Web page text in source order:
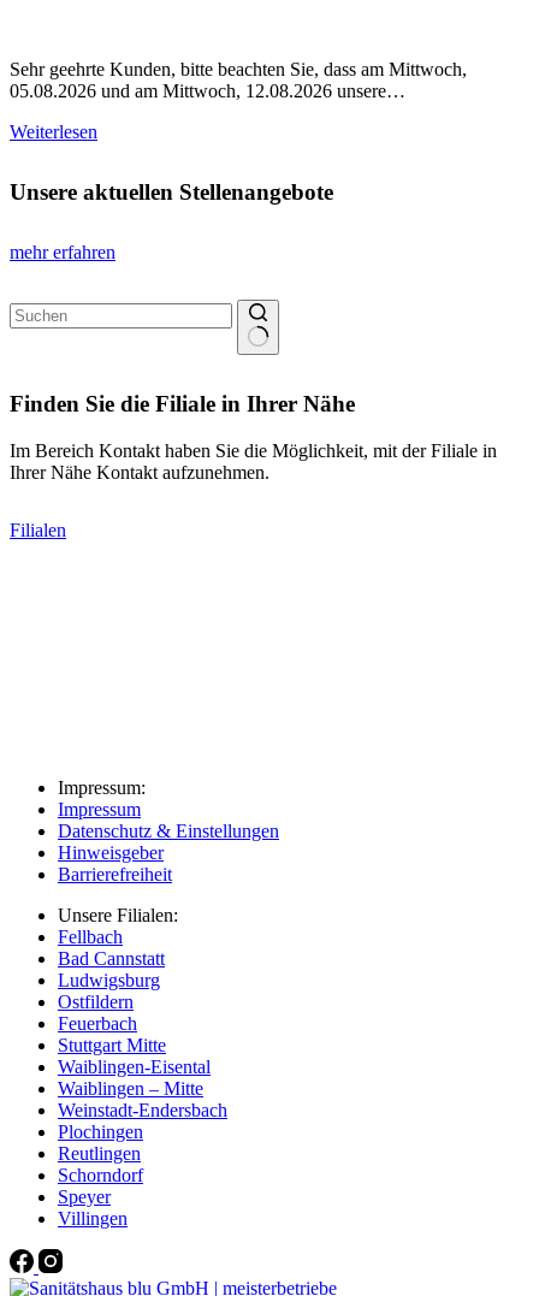
Sehr geehrte Kunden, bitte beachten Sie, dass am Mittwoch,
05.08.2026 und am Mittwoch, 12.08.2026 unsere…
Weiterlesen
Villingen
Unsere aktuellen Stellenangebote
mehr erfahren
Finden Sie die Filiale in Ihrer Nähe
Im Bereich Kontakt haben Sie die Möglichkeit, mit der Filiale in
Ihrer Nähe Kontakt aufzunehmen.
Filialen
Impressum:
Impressum
Datenschutz & Einstellungen
Hinweisgeber
Barrierefreiheit
Unsere Filialen:
Fellbach
Bad Cannstatt
Ludwigsburg
Ostfildern
Feuerbach
Stuttgart Mitte
Waiblingen-Eisental
Waiblingen – Mitte
Weinstadt-Endersbach
Plochingen
Reutlingen
Schorndorf
Speyer
Villingen